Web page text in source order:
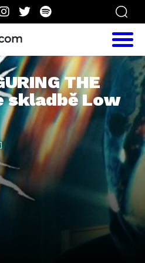
THE
skladbě Low